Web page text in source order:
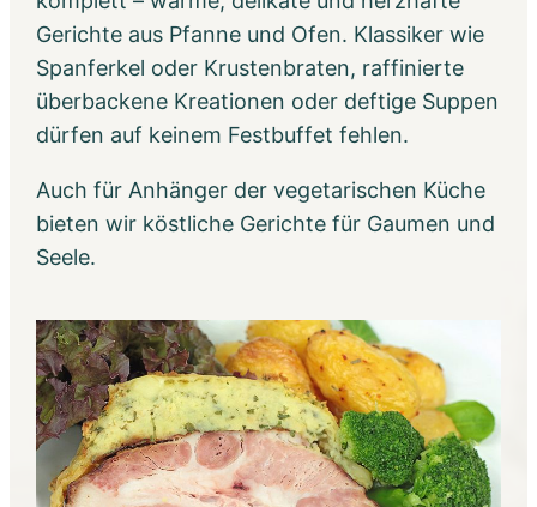
Gerichte aus Pfanne und Ofen. Klassiker wie
Spanferkel oder Krustenbraten, raffinierte
überbackene Kreationen oder deftige Suppen
dürfen auf keinem Festbuffet fehlen.
Auch für Anhänger der vegetarischen Küche
bieten wir köstliche Gerichte für Gaumen und
Seele.